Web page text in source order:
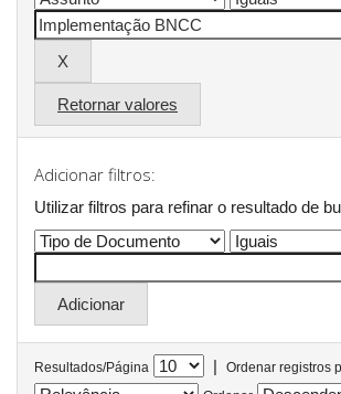
Retornar valores
Adicionar filtros:
Utilizar filtros para refinar o resultado de
Resultados/Página |
Ordenar registros